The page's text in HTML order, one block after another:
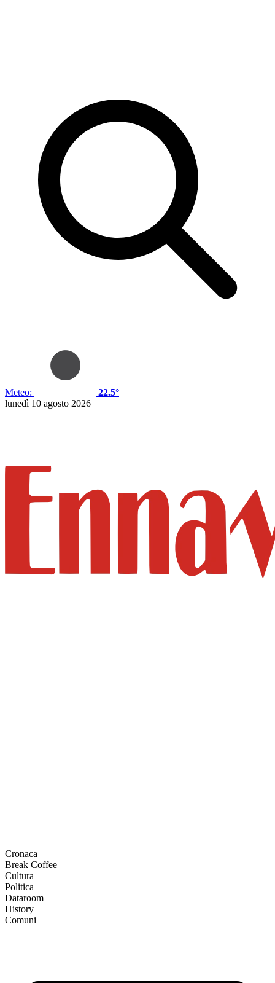
Meteo:
22.5°
lunedì 10 agosto 2026
Cronaca
Break Coffee
Cultura
Politica
Dataroom
History
Comuni